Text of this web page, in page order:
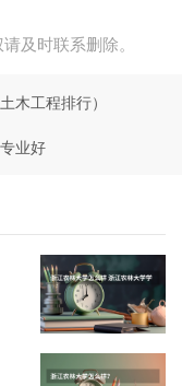
及时联系删除。
木工程排行）
业好